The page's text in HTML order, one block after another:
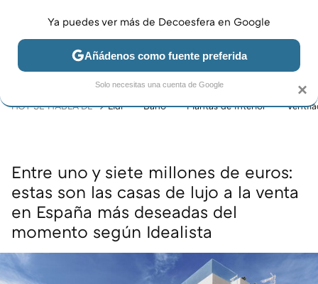
JARDÍN Y TERRAZA SALÓN DORMITORIO COCINA
HOY SE HABLA DE Lidl Baño Plantas de interior
Entre uno y siete millones de euros:
estas son las casas de lujo a la venta
en España más deseadas del
momento según Idealista
×
Ya puedes ver más de Decoesfera en Google
Añádenos como fuente preferida
Solo necesitas una cuenta de Google